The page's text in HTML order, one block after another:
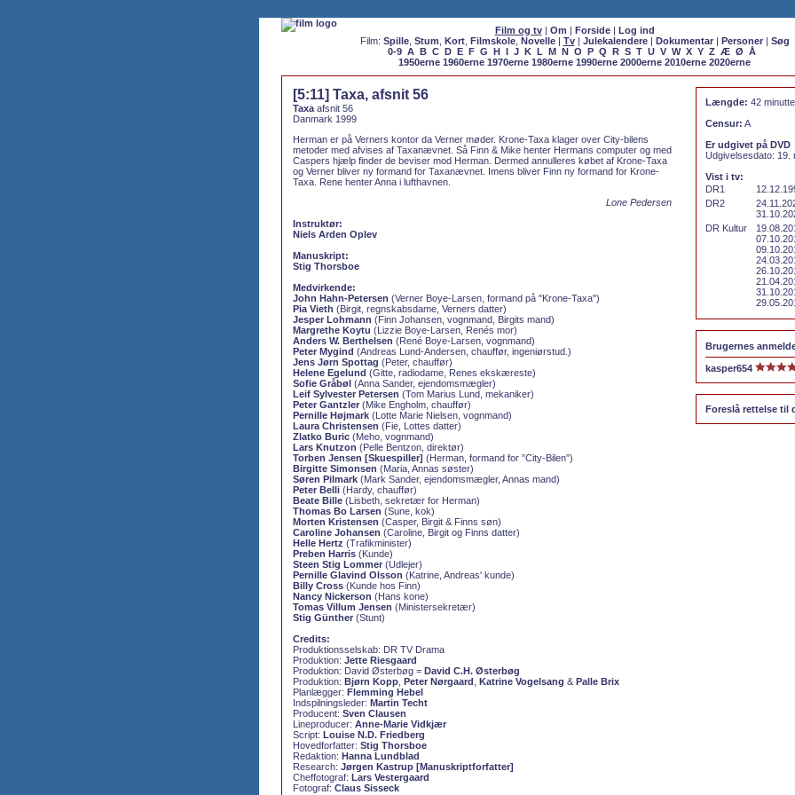
Film og tv| Om | Forside| Log ind
Film: Spille, Stum Kort, Filmskole, Novelle| Tv| Julekalendere| Dokumentar| Personer| Søg
0-9 A B C D E F G H I J K L M N O P Q R S T U V W X Y Z Æ Ø Å
1950erne 1960erne 1970erne 1980erne 1990erne 2000erne 2010erne 2020erne
[5:11] Taxa, afsnit 56
Taxa afsnit 56
Danmark 1999
Herman er på Verners kontor da Verner møder. Krone-Taxa klager over City-bilens
metoder med afvises af Taxanævnet. Så Finn & Mike henter Hermans computer og med
Caspers hjælp finder de beviser mod Herman. Dermed annulleres købet af Krone-Taxa
og Verner bliver ny formand for Taxanævnet. Imens bliver Finn ny formand for Krone-
Taxa. Rene henter Anna i lufthavnen.
Lone Pedersen
Instruktør:
Niels Arden Oplev
Manuskript:
Stig Thorsboe
Medvirkende:
John Hahn-Petersen (Verner Boye-Larsen, formand på "Krone-Taxa")
Pia Vieth (Birgit, regnskabsdame, Verners datter)
Jesper Lohmann (Finn Johansen, vognmand, Birgits mand)
Margrethe Koytu (Lizzie Boye-Larsen, Renés mor)
Anders W. Berthelsen (René Boye-Larsen, vognmand)
Peter Mygind (Andreas Lund-Andersen, chauffør, ingeniørstud.)
Jens Jørn Spottag (Peter, chauffør)
Helene Egelund (Gitte, radiodame, Renes ekskæreste)
Sofie Gråbøl (Anna Sander, ejendomsmægler)
Leif Sylvester Petersen (Tom Marius Lund, mekaniker)
Peter Gantzler (Mike Engholm, chauffør)
Pernille Højmark (Lotte Marie Nielsen, vognmand)
Laura Christensen (Fie, Lottes datter)
Zlatko Buric (Meho, vognmand)
Lars Knutzon (Pelle Bentzon, direktør)
Torben Jensen [Skuespiller] (Herman, formand for ”City-Bilen”)
Birgitte Simonsen (Maria, Annas søster)
Søren Pilmark (Mark Sander, ejendomsmægler, Annas mand)
Peter Belli (Hardy, chauffør)
Beate Bille (Lisbeth, sekretær for Herman)
Thomas Bo Larsen (Sune, kok)
Morten Kristensen (Casper, Birgit & Finns søn)
Caroline Johansen (Caroline, Birgit og Finns datter)
Helle Hertz (Trafikminister)
Preben Harris (Kunde)
Steen Stig Lommer (Udlejer)
Pernille Glavind Olsson (Katrine, Andreas' kunde)
Billy Cross (Kunde hos Finn)
Nancy Nickerson (Hans kone)
Tomas Villum Jensen (Ministersekretær)
Stig Günther (Stunt)
Credits:
Produktionsselskab: DR TV Drama
Produktion: Jette Riesgaard
Produktion: David Østerbøg = David C.H. Østerbøg
Produktion: Bjørn Kopp Peter Nørgaard Katrine Vogelsang & Palle Brix
Planlægger: Flemming Hebel
Indspilningsleder: Martin Techt
Producent: Sven Clausen
Lineproducer: Anne-Marie Vidkjær
Script: Louise N.D. Friedberg
Hovedforfatter: Stig Thorsboe
Redaktion: Hanna Lundblad
Research: Jørgen Kastrup [Manuskriptforfatter]
Cheffotograf: Lars Vestergaard
Fotograf: Claus Sisseck
Længde: 42
Censur: A
Er udgivet på DVD
Udgivelsesdato: 19.
Vist i tv:
DR1
DR2
DR Kultur
Brugernes
kasper654
Foreslå rettelse til